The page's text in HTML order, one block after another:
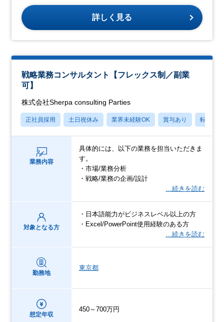
詳しく見る
戦略業務コンサルタント【フレックス制／副業
可】
株式会社Sherpa consulting Parties
正社員採用 土日祝休み 業界未経験OK 賞与あり 転勤なし
業務内容
具体的には、以下の業務を担当いただきま
す。
・市場/業務分析
・戦略/業務の企画/設計
…続きを読む
対象となる方
・日本語能力がビジネスレベル以上の方
・Excel/PowerPoint使用経験のある方
…続きを読む
勤務地
東京都
想定年収
450～700万円